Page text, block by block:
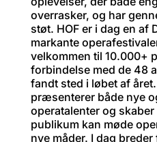
overrasker, og har
støt. HOF er i dag en af
markante
velkommen til 10.000+
forbindelse med de 48
fandt sted i løbet af
præsenterer både nye
operatalenter og
publikum kan møde
nye måder. I dag